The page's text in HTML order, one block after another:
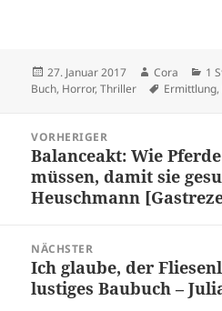
Veröffentlicht
am
27. Januar 2017 Autor
Cora 1
Buch, Horror,Thriller Ermittlung,
VORHERIGER
Vorheriger
Beitrag:
Balanceakt: Wie
müssen, damit sie
Heuschmann
NÄCHSTER
Nächster
Beitrag:
Ich glaube, der
lustiges Baubuch –